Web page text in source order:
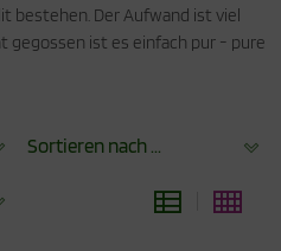
bestehen. Der Aufwand ist viel
gegossen ist es einfach pur - pure
Sortieren nach ...